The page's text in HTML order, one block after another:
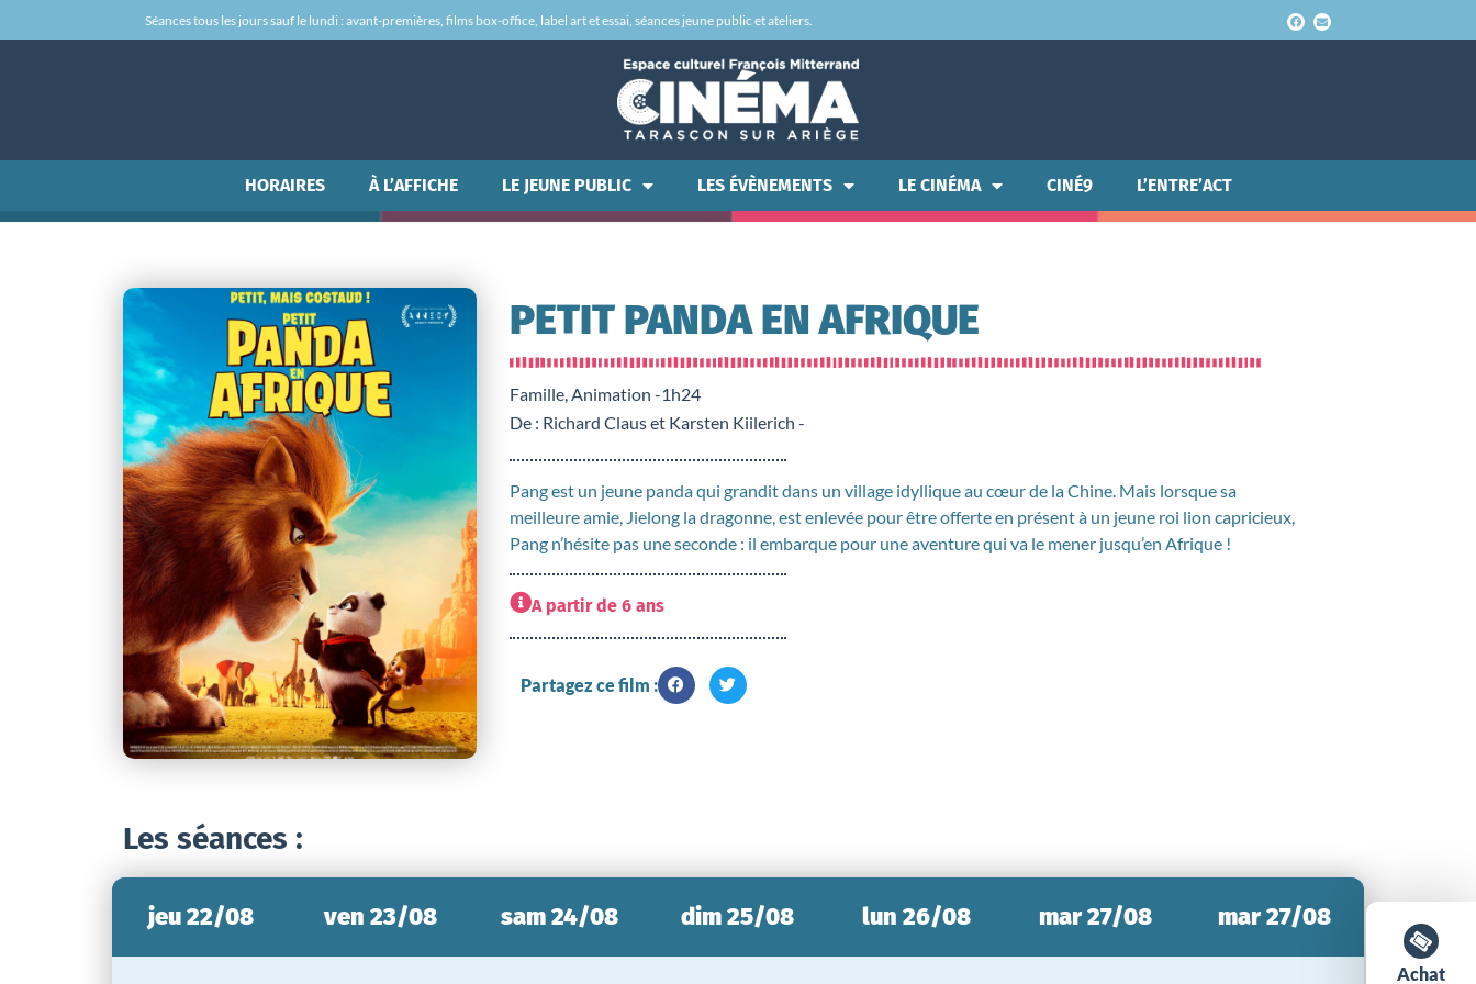
Séances tous les jours sauf le lundi : avant-premières, films box-office, label art et essai, séances jeune public et ateliers.
HORAIRES À L’AFFICHE LE JEUNE PUBLIC LES ÉVÈNEMENTS LE CINÉMA CINÉ9 L’ENTRE’ACT
PETIT PANDA EN AFRIQUE
Famille, Animation -1h24
De : Richard Claus et Karsten Kiilerich -
Pang est un jeune panda qui grandit dans un village idyllique au cœur de la Chine. Mais lorsque sa
meilleure amie, Jielong la dragonne, est enlevée pour être offerte en présent à un jeune roi lion capricieux,
Pang n’hésite pas une seconde : il embarque pour une aventure qui va le mener jusqu’en Afrique !
A partir de 6 ans
Partagez ce film :
Les séances :
Achat
jeu 22/08 ven 23/08 sam 24/08 dim 25/08 lun 26/08 mar 27/08 mar 27/08